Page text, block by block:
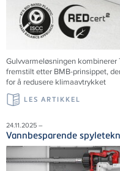
Gulvvarmeløsningen kombinerer
fremstilt etter BMB-prinsippet,
for å redusere klimaavtrykket
LES ARTIKKEL
24.11.2025 –
Vannbesparende